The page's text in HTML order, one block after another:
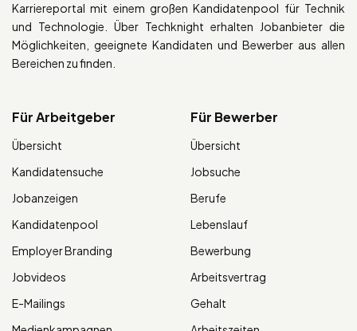
Karriereportal mit einem großen Kandidatenpool für Technik
und Technologie. Über Techknight erhalten Jobanbieter die
Möglichkeiten, geeignete Kandidaten und Bewerber aus allen
Bereichen zu finden.
Für Arbeitgeber
Übersicht
Kandidatensuche
Jobanzeigen
Kandidatenpool
Employer Branding
Jobvideos
E-Mailings
Für Bewerber
Übersicht
Jobsuche
Berufe
Lebenslauf
Bewerbung
Arbeitsvertrag
Gehalt